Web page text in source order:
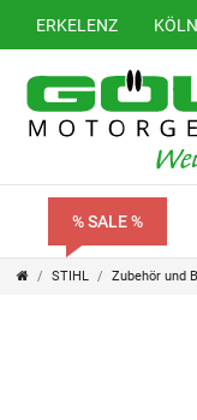
ERKELENZ KÖLN
% SALE %
STIHL Zubehör und